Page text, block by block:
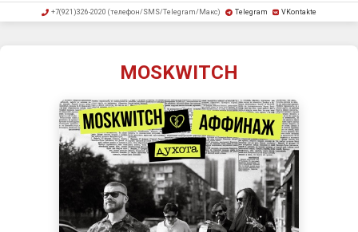
+7(921)326-2020 (телефон/SMS/Telegram/Макс) Telegram VKontakte
MOSKWITCH